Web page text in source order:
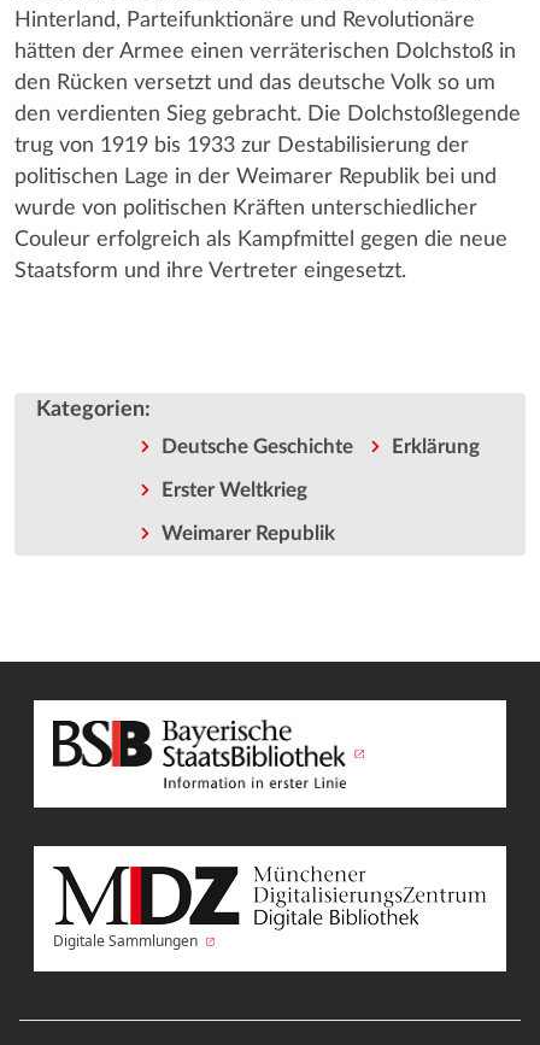
Hinterland, Parteifunktionäre und Revolutionäre
hätten der Armee einen verräterischen Dolchstoß in
den Rücken versetzt und das deutsche Volk so um
den verdienten Sieg gebracht. Die Dolchstoßlegende
trug von 1919 bis 1933 zur Destabilisierung der
politischen Lage in der Weimarer Republik bei und
wurde von politischen Kräften unterschiedlicher
Couleur erfolgreich als Kampfmittel gegen die neue
Staatsform und ihre Vertreter eingesetzt.
Kategorien:
Deutsche Geschichte Erklärung
Erster Weltkrieg
Weimarer Republik
Digitale Sammlungen